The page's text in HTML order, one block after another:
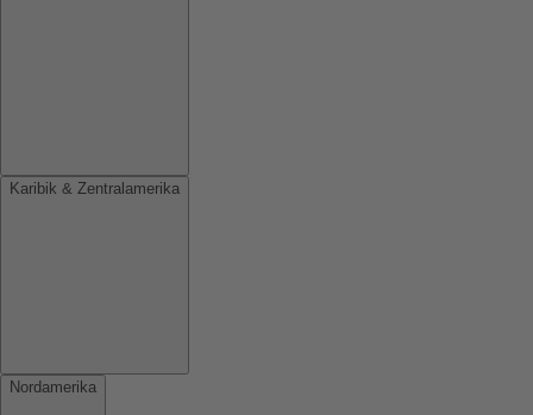
Karibik & Zentralamerika
Nordamerika